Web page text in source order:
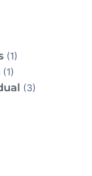
(1)
(1)
(3)